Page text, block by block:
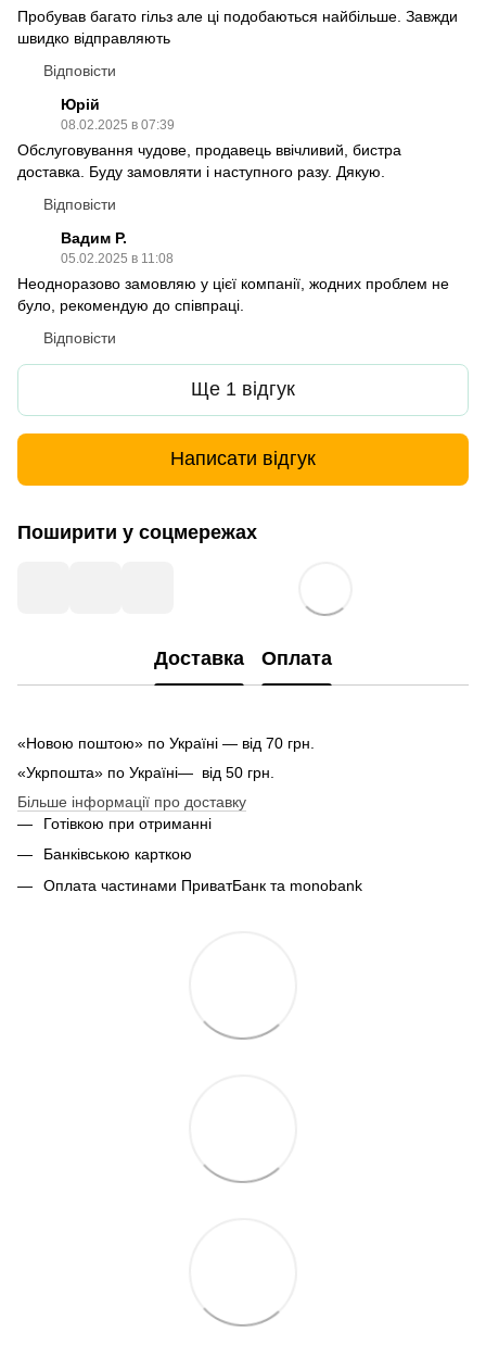
Пробував багато гільз але ці подобаються найбільше. Завжди
швидко відправляють
Відповісти
Юрій
08.02.2025 в 07:39
Обслуговування чудове, продавець ввічливий, бистра
доставка. Буду замовляти і наступного разу. Дякую.
Відповісти
Вадим Р.
05.02.2025 в 11:08
Неодноразово замовляю у цієї компанії, жодних проблем не
було, рекомендую до співпраці.
Відповісти
Ще 1 відгук
Написати відгук
Поширити у соцмережах
Доставка Оплата
«Новою поштою» по Україні — від 70 грн.
«Укрпошта» по Україні— від 50 грн.
Більше інформації про доставку
Готівкою при отриманні
Банківською карткою
Оплата частинами ПриватБанк та monobank